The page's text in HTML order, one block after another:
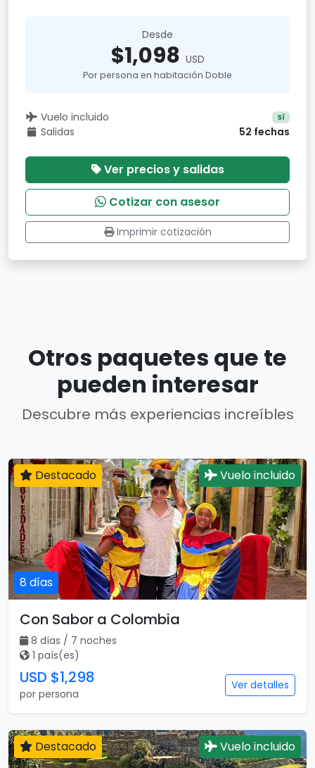
Desde
$1,098 USD
Por persona en habitación Doble
Vuelo incluido Sí
Salidas 52 fechas
Ver precios y salidas
Cotizar con asesor
Imprimir cotización
Otros paquetes que te
pueden interesar
Descubre más experiencias increíbles
8 días
Destacado Vuelo incluido
Con Sabor a Colombia
8 días / 7 noches
1 país(es)
USD $1,298
por persona
Ver detalles
Destacado Vuelo incluido